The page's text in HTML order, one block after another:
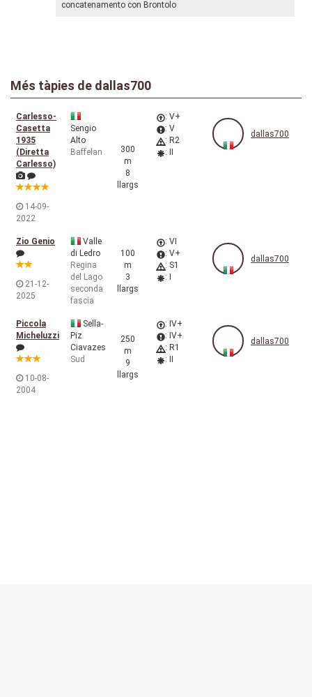
concatenamento con Brontolo
Més tàpies de dallas700
Carlesso-
Casetta
1935
(Diretta
Carlesso)
14-09-
2022
Sengio
Alto
Baffelan
300
m
8
llargs
: V+
: V
: R2
: II
dallas700
Zio Genio
21-12-
2025
Valle
di Ledro
Regina
del Lago
seconda
fascia
100
m
3
llargs
: VI
: V+
: S1
: I
dallas700
Piccola
Micheluzzi
10-08-
2004
Sella-
Piz
Ciavazes
Sud
250
m
9
llargs
: IV+
: IV+
: R1
: II
dallas700